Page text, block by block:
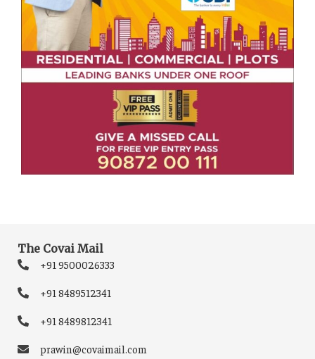
The Covai Mail
+91 9500026333
+91 8489512341
+91 8489812341
prawin@covaimail.com